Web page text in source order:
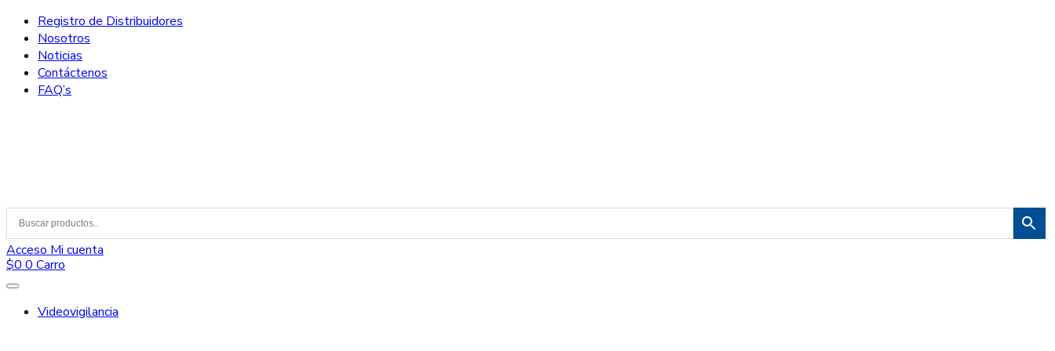
Registro de Distribuidores
Nosotros
Noticias
Contáctenos
FAQ’s
Acceso Mi cuenta
$0 0 Carro
Videovigilancia